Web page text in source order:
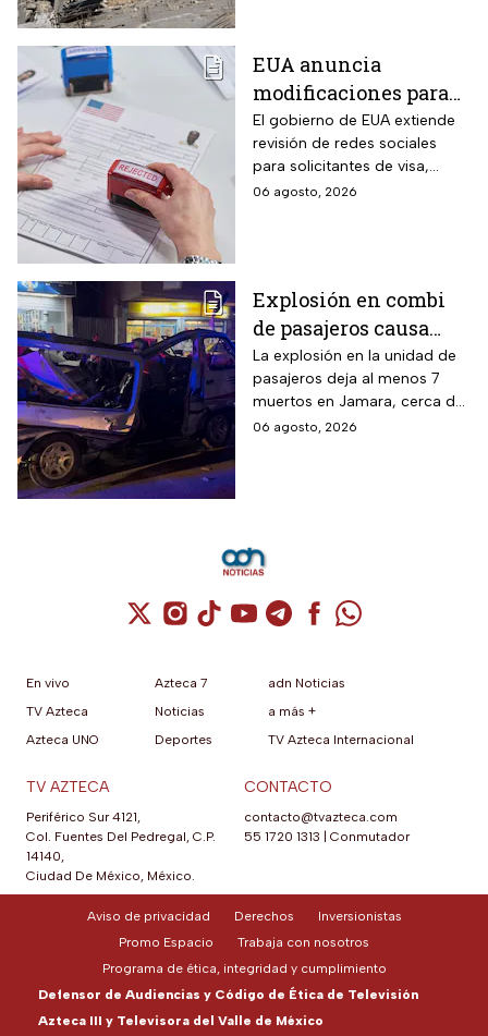
EUA anuncia
modificaciones para
el trámite de la visa:
mexicanos deberán
cumplir nueva
medida
El gobierno de EUA extiende
revisión de redes sociales
para solicitantes de visa,
incluyendo mexicanos y
06 agosto, 2026
Explosión en combi
de pasajeros causa
terror en las calles de
Jaramana en Damasco
La explosión en la unidad de
pasajeros deja al menos 7
muertos en Jamara, cerca de
Damasco; autoridades
06 agosto, 2026
Cuenta de X / Twitter (se abre en una
Cuenta de Instagram (se abre en una
Cuenta de TikTok (se abre en
Cuenta de YouTube (se abre
Cuenta de Telegram (se
Cuenta de
Cuenta de
En vivo
TV Azteca
Azteca UNO
Azteca 7
Noticias
Deportes
adn Noticias
a más +
TV Azteca Internacional
TV AZTECA
Periférico Sur 4121,
Col. Fuentes Del Pedregal, C.P.
14140,
Ciudad De México, México.
CONTACTO
contacto@tvazteca.com
55 1720 1313
Conmutador
Aviso de privacidad Derechos
Inversionistas
Promo Espacio
Trabaja con nosotros
Programa de ética, integridad y cumplimiento
Defensor de Audiencias y Código de Ética de Televisión
Azteca III y Televisora del Valle de México